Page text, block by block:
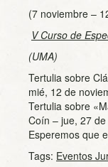
(7 noviembre –
V Curso de
(UMA)
Tertulia sobre
mié, 12 de
Tertulia sobre
Coín – jue, 27
Esperemos que
Tags: Eventos